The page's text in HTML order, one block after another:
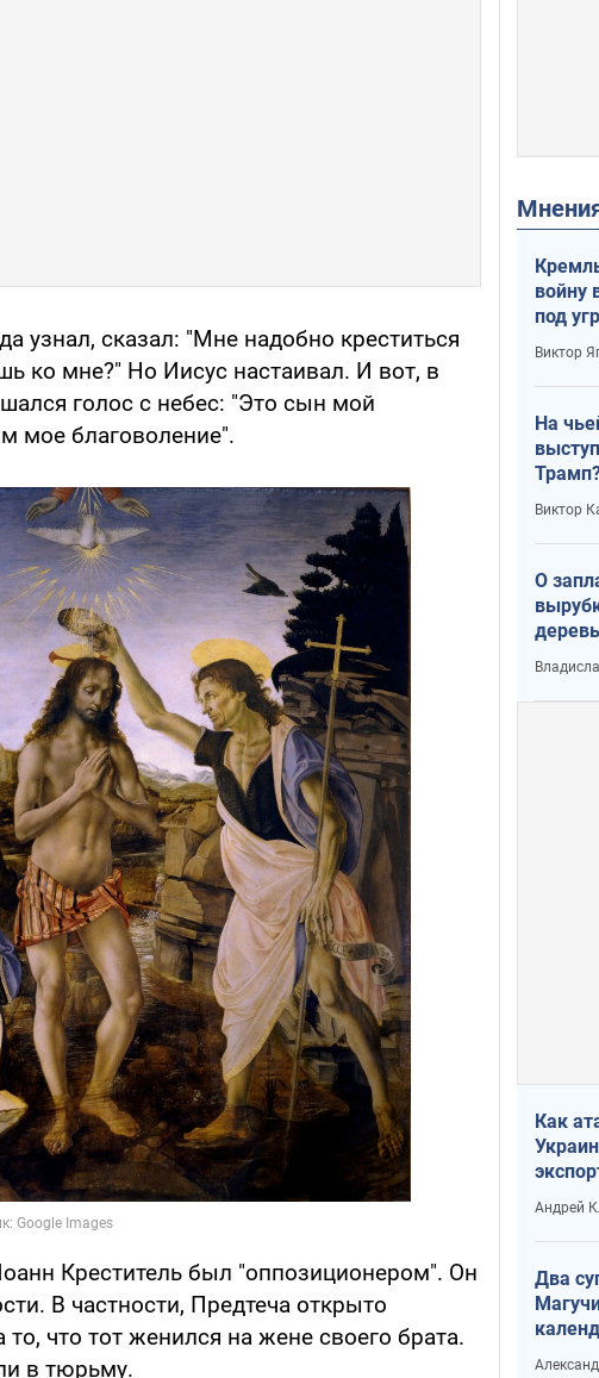
узнал, сказал: "Мне надобно креститься
ко мне?" Но Иисус настаивал. И вот, в
голос с небес: "Это сын мой
мое благоволение".
Креститель был "оппозиционером". Он
В частности, Предтеча открыто
что тот женился на жене своего брата.
в тюрьму.
войну
под
Виктор
На
Виктор
О
что
Как
Андрей
Два